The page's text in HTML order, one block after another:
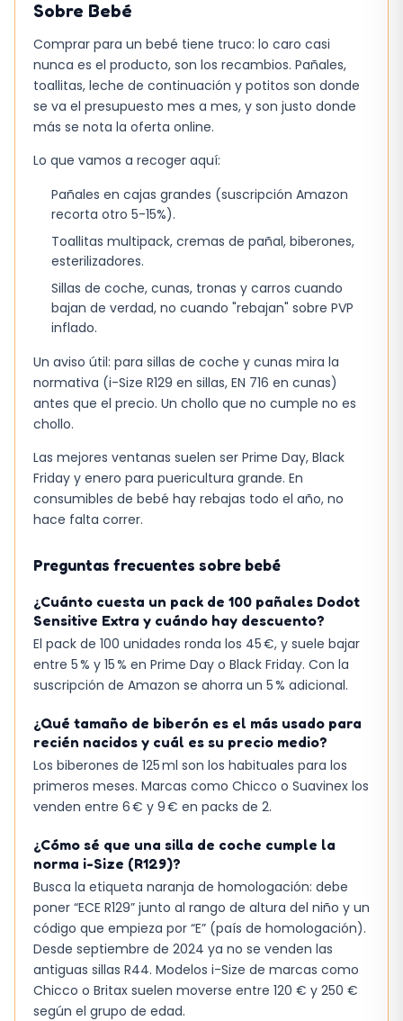
Sobre Bebé
Comprar para un bebé tiene truco: lo caro casi
nunca es el producto, son los recambios. Pañales,
toallitas, leche de continuación y potitos son donde
se va el presupuesto mes a mes, y son justo donde
más se nota la oferta online.
Lo que vamos a recoger aquí:
Pañales en cajas grandes (suscripción Amazon
recorta otro 5-15%).
Toallitas multipack, cremas de pañal, biberones,
esterilizadores.
Sillas de coche, cunas, tronas y carros cuando
bajan de verdad, no cuando "rebajan" sobre PVP
inflado.
Un aviso útil: para sillas de coche y cunas mira la
normativa (i-Size R129 en sillas, EN 716 en cunas)
antes que el precio. Un chollo que no cumple no es
chollo.
Las mejores ventanas suelen ser Prime Day, Black
Friday y enero para puericultura grande. En
consumibles de bebé hay rebajas todo el año, no
hace falta correr.
Preguntas frecuentes sobre bebé
¿Cuánto cuesta un pack de 100 pañales Dodot
Sensitive Extra y cuándo hay descuento?
El pack de 100 unidades ronda los 45 €, y suele bajar
entre 5 % y 15 % en Prime Day o Black Friday. Con la
suscripción de Amazon se ahorra un 5 % adicional.
¿Qué tamaño de biberón es el más usado para
recién nacidos y cuál es su precio medio?
Los biberones de 125 ml son los habituales para los
primeros meses. Marcas como Chicco o Suavinex los
venden entre 6 € y 9 € en packs de 2.
¿Cómo sé que una silla de coche cumple la
norma i-Size (R129)?
Busca la etiqueta naranja de homologación: debe
poner “ECE R129” junto al rango de altura del niño y un
código que empieza por “E” (país de homologación).
Desde septiembre de 2024 ya no se venden las
antiguas sillas R44. Modelos i-Size de marcas como
Chicco o Britax suelen moverse entre 120 € y 250 €
según el grupo de edad.